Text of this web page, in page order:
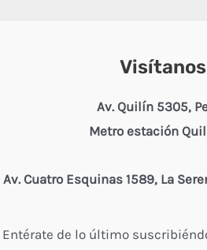
Av. Quilín 5305,
Metro estación
Av. Cuatro Esquinas 1589, La
Entérate de lo último